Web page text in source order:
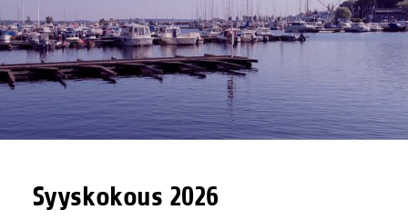
Syyskokous 2026